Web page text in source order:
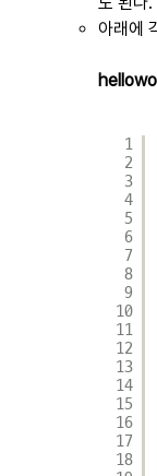
아래에
1
2
3
4
5
6
7
8
9
10
11
12
13
14
15
16
17
18